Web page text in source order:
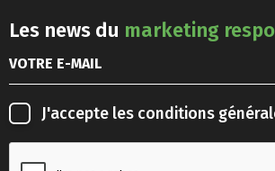
Les news du marketing
J'accepte les conditions